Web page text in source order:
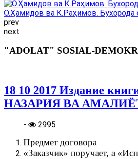
О.Ҳамидов ва К.Раҳимов. Бухорода
prev
next
"ADOLAT" SOSIAL-
18 10 2017 Издание
НАЗАРИЯ BA
- 2995
Предмет договора
«Заказчик» поручает, а